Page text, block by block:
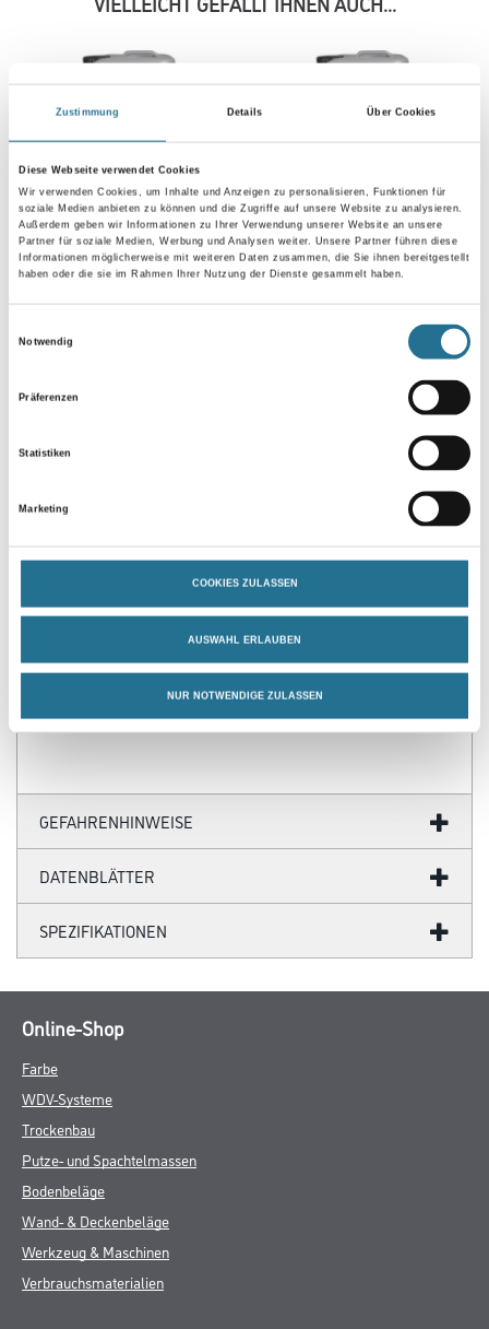
Zustimmung Details Über Cookies
Diese Webseite verwendet Cookies
Wir verwenden Cookies, um Inhalte und Anzeigen zu personalisieren, Funktionen für
soziale Medien anbieten zu können und die Zugriffe auf unsere Website zu analysieren.
Außerdem geben wir Informationen zu Ihrer Verwendung unserer Website an unsere
Partner für soziale Medien, Werbung und Analysen weiter. Unsere Partner führen diese
Informationen möglicherweise mit weiteren Daten zusammen, die Sie ihnen bereitgestellt
haben oder die sie im Rahmen Ihrer Nutzung der Dienste gesammelt haben.
Notwendig
Präferenzen
Statistiken
Marketing
COOKIES ZULASSEN
AUSWAHL ERLAUBEN
NUR NOTWENDIGE ZULASSEN
MPlus MultiVorstrich 10,0
kg EC1 Plus & Blauer
Engel NEU
MPlus MultiVorstrich 5,0 kg
EC1 Plus & Blauer Engel
NEU
Bitte einloggen, um Preise zu
Produkteigenschaft
- Hohe mechanische und chemische Beständigkeit
- Trittsicher
- Kostengünstig
- Sehr gutes Abriebverhalten
GEFAHRENHINWEISE
DATENBLÄTTER
SPEZIFIKATIONEN
Online-Shop
Farbe
WDV-Systeme
Trockenbau
Putze- und Spachtelmassen
Bodenbeläge
Wand- & Deckenbeläge
Werkzeug & Maschinen
Verbrauchsmaterialien